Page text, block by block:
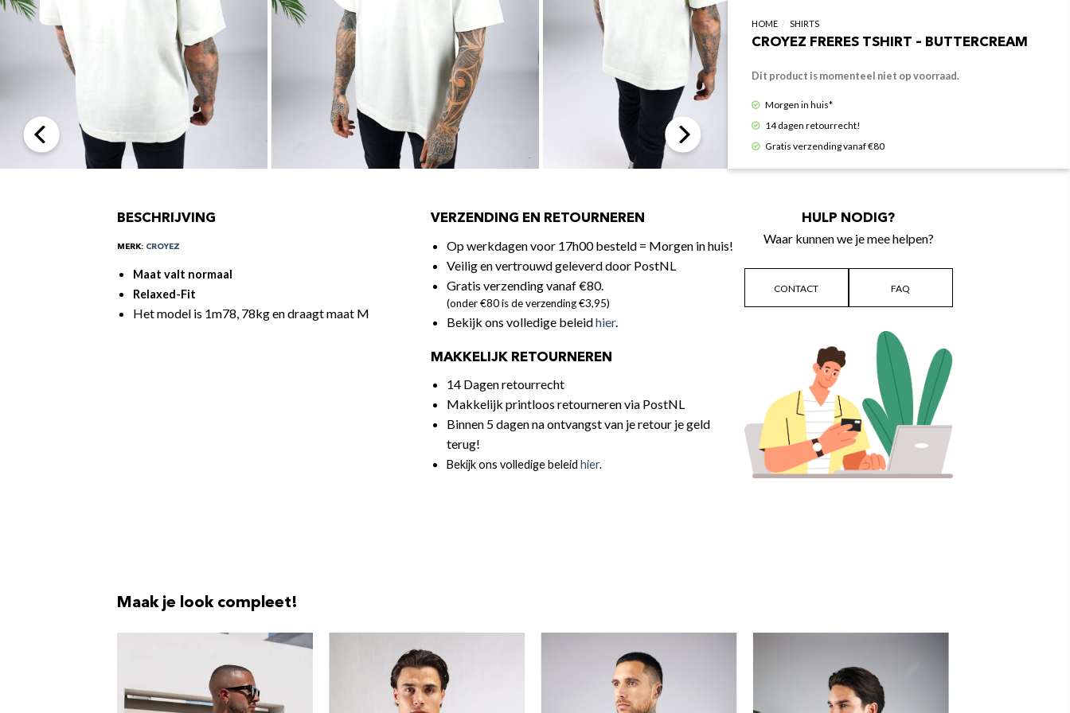
HOME / SHIRTS
CROYEZ FRERES TSHIRT – BUTTERCREAM
Dit product is momenteel niet op voorraad.
Morgen in huis*
14 dagen retourrecht!
Gratis verzending vanaf €80
BESCHRIJVING
MERK: CROYEZ
Maat valt normaal
Relaxed-Fit
Het model is 1m78, 78kg en draagt maat M
VERZENDING EN RETOURNEREN
Op werkdagen voor 17h00 besteld = Morgen in huis!
Veilig en vertrouwd geleverd door PostNL
Gratis verzending vanaf €80.
(onder €80 is de verzending €3,95)
Bekijk ons volledige beleidhier.
MAKKELIJK RETOURNEREN
14 Dagen retourrecht
Makkelijk printloos retourneren via PostNL
Binnen 5 dagen na ontvangst van je retour je geld
terug!
Bekijk ons volledige beleid hier.
HULP NODIG?
Waar kunnen we je mee helpen?
CONTACT FAQ
Maak je look compleet!